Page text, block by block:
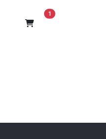
1 В корзину